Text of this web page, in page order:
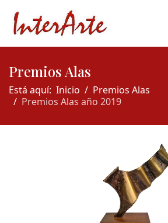
Premios Alas
Está aquí: Inicio
Premios Alas
Premios Alas año 2019